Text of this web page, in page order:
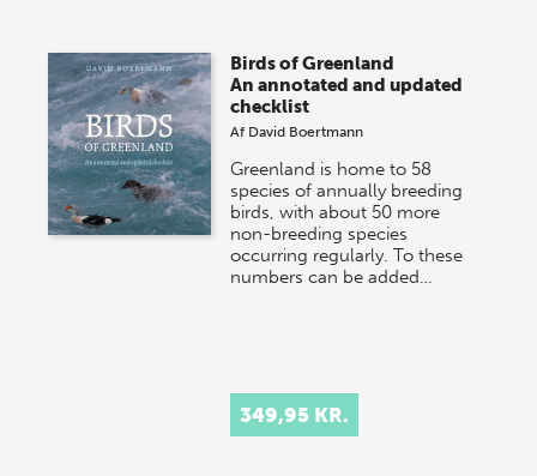
Birds of Greenland
An annotated and updated
checklist
Af David Boertmann
Greenland is home to 58
species of annually breeding
birds, with about 50 more
non-breeding species
occurring regularly. To these
numbers can be added…
349,95 KR.